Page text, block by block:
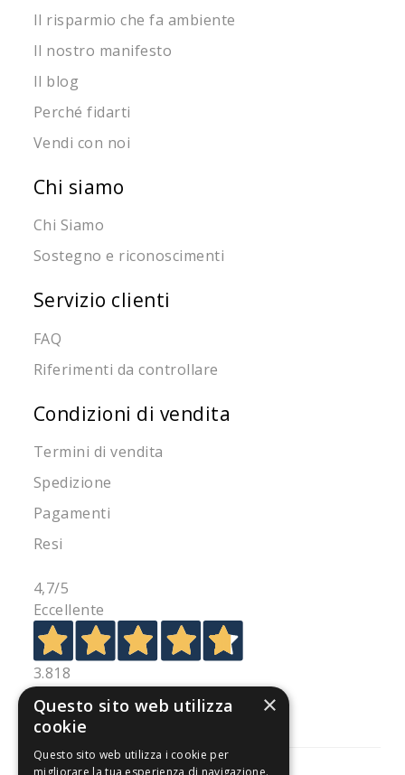
Il risparmio che fa ambiente
Il nostro manifesto
Il blog
Perché fidarti
Vendi con noi
Chi siamo
Chi Siamo
Sostegno e riconoscimenti
Servizio clienti
FAQ
Riferimenti da controllare
Condizioni di vendita
Termini di vendita
Spedizione
Pagamenti
Resi
4,7/5
Eccellente
3.818
Recensioni
×
Questo sito web utilizza
cookie
Questo sito web utilizza i cookie per
migliorare la tua esperienza di navigazione.